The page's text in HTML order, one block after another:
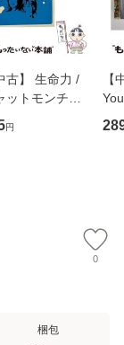
古】 生命力 /
ットモンチー /
ーンレコード
【メール便送
円
【
のが
0
梱包